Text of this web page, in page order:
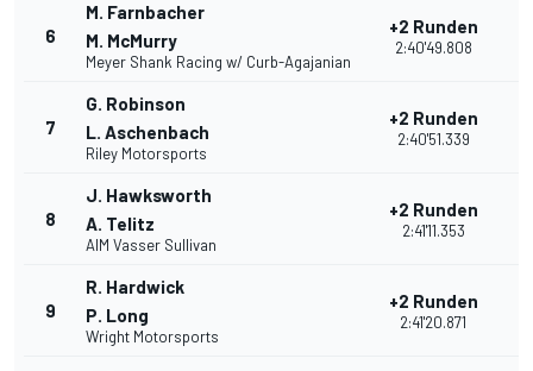
6
M. Farnbacher
M. McMurry
Meyer Shank Racing w/ Curb-Agajanian
+2 Runden
2:40'49.808
7
G. Robinson
L. Aschenbach
Riley Motorsports
+2 Runden
2:40'51.339
8
J. Hawksworth
A. Telitz
AIM Vasser Sullivan
+2 Runden
2:41'11.353
9
R. Hardwick
P. Long
Wright Motorsports
+2 Runden
2:41'20.871